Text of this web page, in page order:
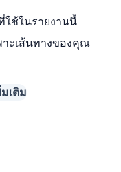
ใช้ในรายงานนี้
ะเส้นทางของคุณ
เติม